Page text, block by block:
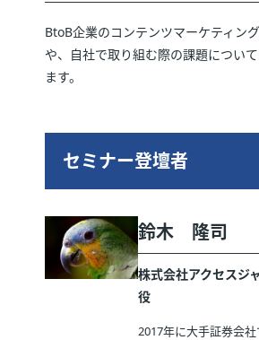
BtoB企業のコンテンツマーケティン
や、自社で取り組む際の課題につい
ます。
セミナー登壇者
鈴木 隆司
株式会社アクセス
役
2017年に大手証券会